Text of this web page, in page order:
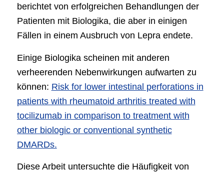
berichtet von erfolgreichen Behandlungen der
Patienten mit Biologika, die aber in einigen
Fällen in einem Ausbruch von Lepra endete.
Einige Biologika scheinen mit anderen
verheerenden Nebenwirkungen aufwarten zu
können: Risk for lower intestinal perforations in
patients with rheumatoid arthritis treated with
tocilizumab in comparison to treatment with
other biologic or conventional synthetic
DMARDs.
Diese Arbeit untersuchte die Häufigkeit von